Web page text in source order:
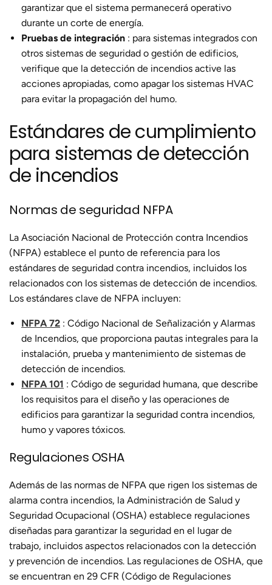
garantizar que el sistema permanecerá operativo
durante un corte de energía.
Pruebas de integración : para sistemas integrados con
otros sistemas de seguridad o gestión de edificios,
verifique que la detección de incendios active las
acciones apropiadas, como apagar los sistemas HVAC
para evitar la propagación del humo.
Estándares de cumplimiento
para sistemas de detección
de incendios
Normas de seguridad NFPA
La Asociación Nacional de Protección contra Incendios
(NFPA) establece el punto de referencia para los
estándares de seguridad contra incendios, incluidos los
relacionados con los sistemas de detección de incendios.
Los estándares clave de NFPA incluyen:
NFPA 72 : Código Nacional de Señalización y Alarmas
de Incendios, que proporciona pautas integrales para la
instalación, prueba y mantenimiento de sistemas de
detección de incendios.
NFPA 101 : Código de seguridad humana, que describe
los requisitos para el diseño y las operaciones de
edificios para garantizar la seguridad contra incendios,
humo y vapores tóxicos.
Regulaciones OSHA
Además de las normas de NFPA que rigen los sistemas de
alarma contra incendios, la Administración de Salud y
Seguridad Ocupacional (OSHA) establece regulaciones
diseñadas para garantizar la seguridad en el lugar de
trabajo, incluidos aspectos relacionados con la detección
y prevención de incendios. Las regulaciones de OSHA, que
se encuentran en 29 CFR (Código de Regulaciones